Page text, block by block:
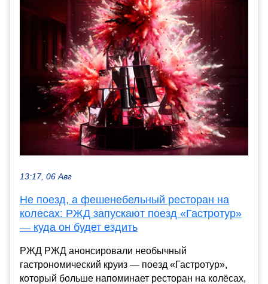
13:17, 06 Авг
Не поезд, а фешенебельный ресторан на
колесах: РЖД запускают поезд «Гастротур»
— куда он будет ездить
РЖД РЖД анонсировали необычный
гастрономический круиз — поезд «Гастротур»,
который больше напоминает ресторан на колёсах,